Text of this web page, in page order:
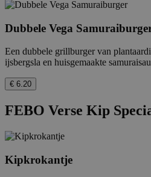
Dubbele Vega
Een dubbele grillburger van
ijsbergsla en huisgemaakte
€ 6.20
FEBO Verse Kip
Kipkrokantje